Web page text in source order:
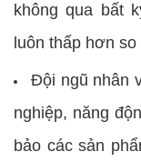
không qua bất
luôn thấp hơn
Đội ngũ nhân
nghiệp, năng
bảo các sản